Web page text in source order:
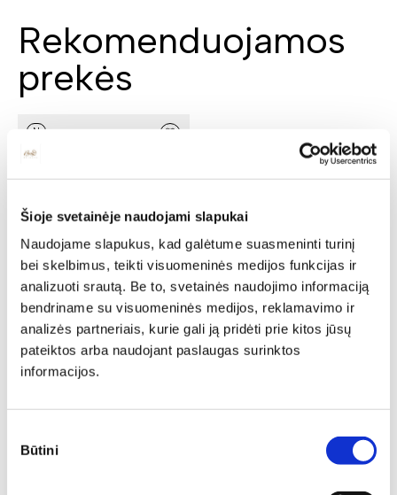
Šioje svetainėje naudojami slapukai
Naudojame slapukus, kad galėtume suasmeninti turinį
bei skelbimus, teikti visuomeninės medijos funkcijas ir
analizuoti srautą. Be to, svetainės naudojimo informaciją
bendriname su visuomeninės medijos, reklamavimo ir
analizės partneriais, kurie gali ją pridėti prie kitos jūsų
pateiktos arba naudojant paslaugas surinktos
informacijos.
pasirinkimas
Būtini
Rekomenduojamos
prekės
N
Žurnalinis staliukas RIO RI-B
Ilgis: 60 cm, Plotis: 60 cm,
Aukštis: 40 cm
182,00
154,70